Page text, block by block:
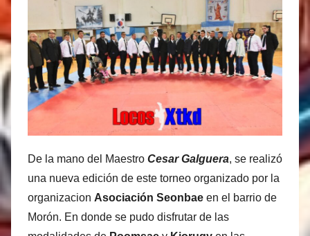
t
í
a
s
M
a
r
i
n
e
z
De la mano del Maestro Cesar Galguera, se realizó
una nueva edición de este torneo organizado por la
organizacion Asociación Seonbae en el barrio de
Morón. En donde se pudo disfrutar de las